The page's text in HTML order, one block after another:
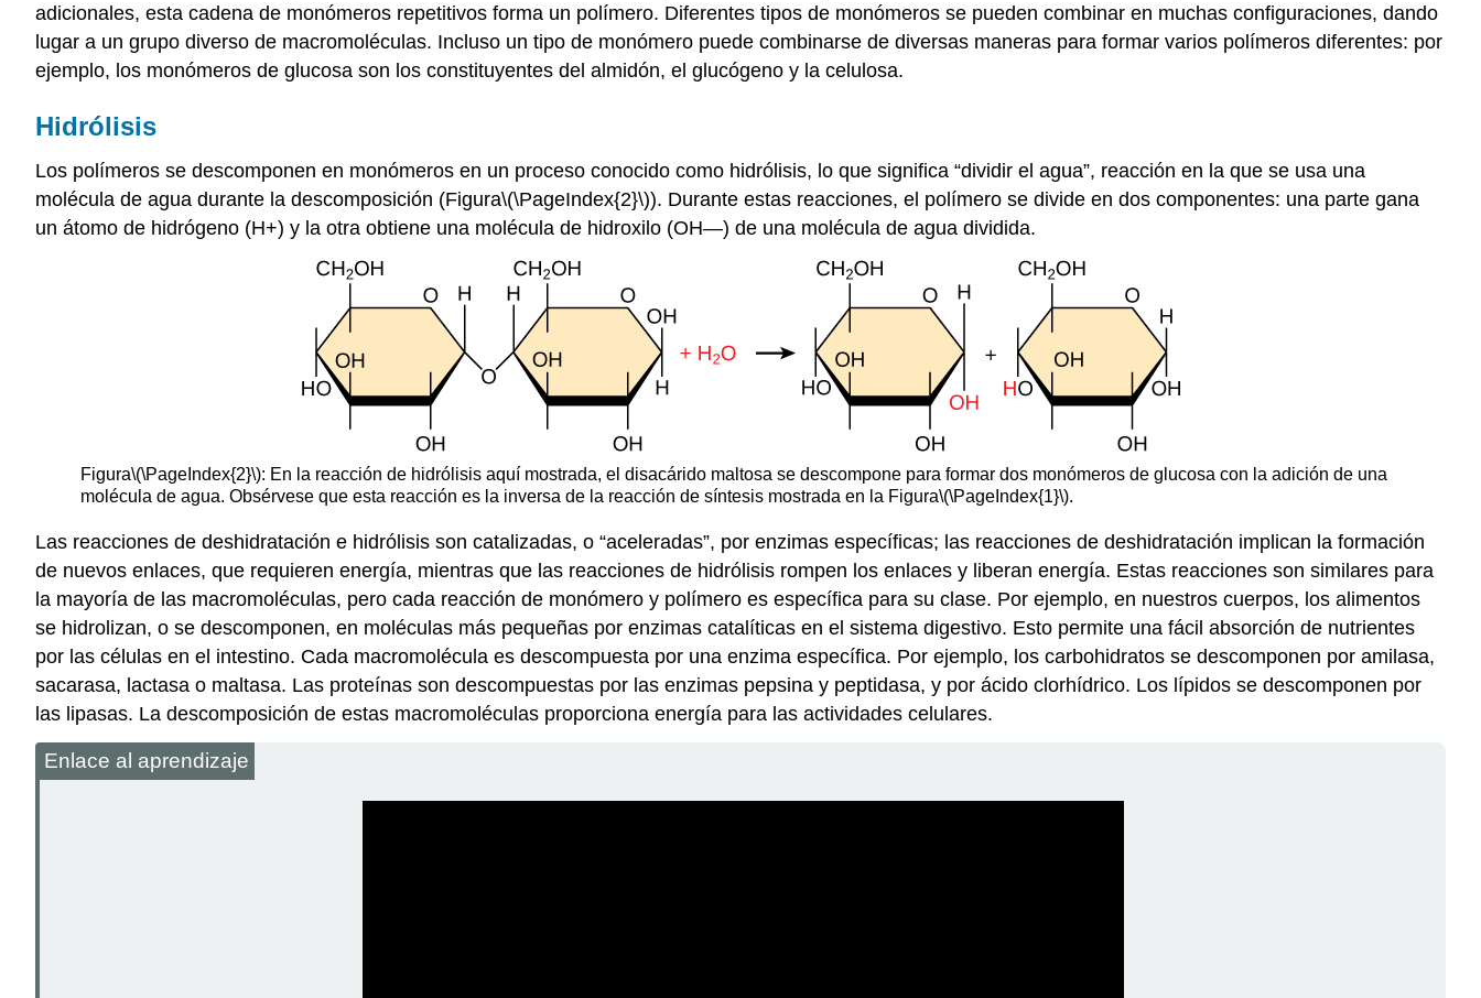
adicionales, esta cadena de monómeros repetitivos forma un polímero. Diferentes tipos de monómeros se pueden combinar en muchas configuraciones, dando
lugar a un grupo diverso de macromoléculas. Incluso un tipo de monómero puede combinarse de diversas maneras para formar varios polímeros diferentes: por
ejemplo, los monómeros de glucosa son los constituyentes del almidón, el glucógeno y la celulosa.
Hidrólisis
Los polímeros se descomponen en monómeros en un proceso conocido como hidrólisis, lo que significa “dividir el agua”, reacción en la que se usa una
molécula de agua durante la descomposición (Figura\(\PageIndex{2}\)). Durante estas reacciones, el polímero se divide en dos componentes: una parte gana
un átomo de hidrógeno (H+) y la otra obtiene una molécula de hidroxilo (OH—) de una molécula de agua dividida.
Figura\(\PageIndex{2}\): En la reacción de hidrólisis aquí mostrada, el disacárido maltosa se descompone para formar dos monómeros de glucosa con la adición de una
molécula de agua. Obsérvese que esta reacción es la inversa de la reacción de síntesis mostrada en la Figura\(\PageIndex{1}\).
Las reacciones de deshidratación e hidrólisis son catalizadas, o “aceleradas”, por enzimas específicas; las reacciones de deshidratación implican la formación
de nuevos enlaces, que requieren energía, mientras que las reacciones de hidrólisis rompen los enlaces y liberan energía. Estas reacciones son similares para
la mayoría de las macromoléculas, pero cada reacción de monómero y polímero es específica para su clase. Por ejemplo, en nuestros cuerpos, los alimentos
se hidrolizan, o se descomponen, en moléculas más pequeñas por enzimas catalíticas en el sistema digestivo. Esto permite una fácil absorción de nutrientes
por las células en el intestino. Cada macromolécula es descompuesta por una enzima específica. Por ejemplo, los carbohidratos se descomponen por amilasa,
sacarasa, lactasa o maltasa. Las proteínas son descompuestas por las enzimas pepsina y peptidasa, y por ácido clorhídrico. Los lípidos se descomponen por
las lipasas. La descomposición de estas macromoléculas proporciona energía para las actividades celulares.
Enlace al aprendizaje